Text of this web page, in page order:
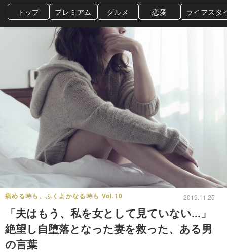
トップ プレミアム グルメ 恋愛 ライフスタ
病める時も、ふくよかなる時も Vol.10 2019.11.25
「夫はもう、私を女として見ていない...」
絶望し自堕落となった妻を救った、ある男
の言葉